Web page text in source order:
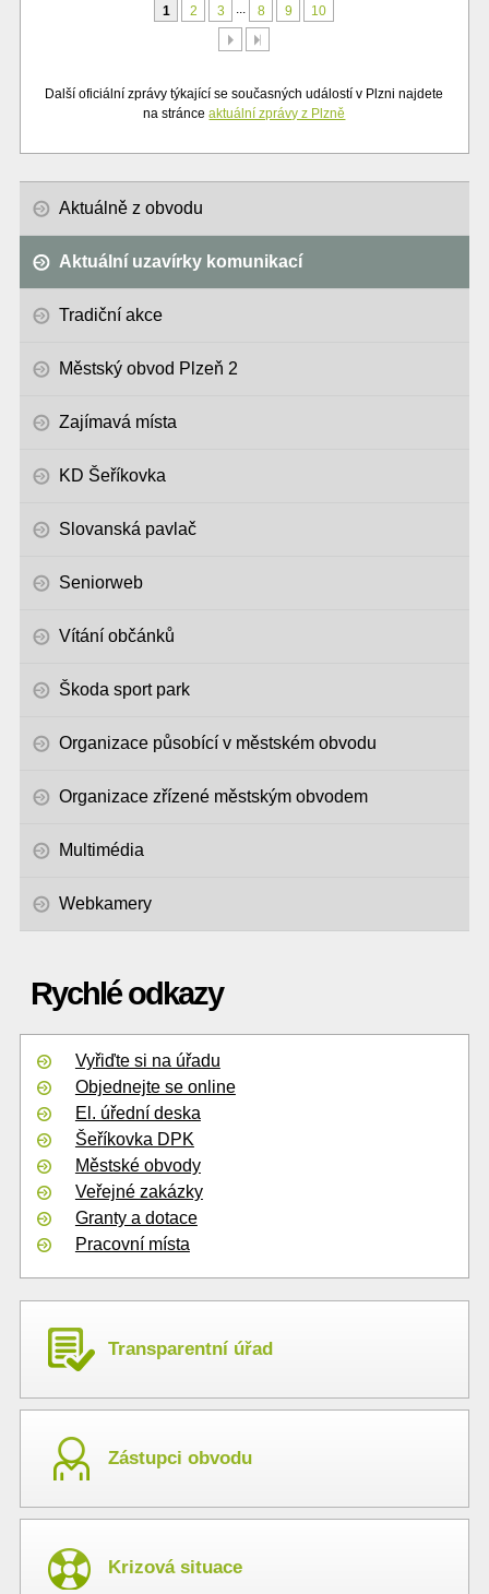
1 2 3 ... 8 9
10
DalšíPoslední
Další oficiální zprávy týkající se současných událostí v Plzni najdete
na stránceaktuální zprávy z Plzně
Aktuálně z obvodu
Aktuální uzavírky komunikací
Tradiční akce
Městský obvod Plzeň 2
Zajímavá místa
KD Šeříkovka
Slovanská pavlač
Seniorweb
Vítání občánků
Škoda sport park
Organizace působící v městském obvodu
Organizace zřízené městským obvodem
Multimédia
Webkamery
Rychlé odkazy
Vyřiďte si na úřadu
Objednejte se online
El. úřední deska
Šeříkovka DPK
Městské obvody
Veřejné zakázky
Granty a dotace
Pracovní místa
Transparentní úřad
Zástupci obvodu
Krizová situace